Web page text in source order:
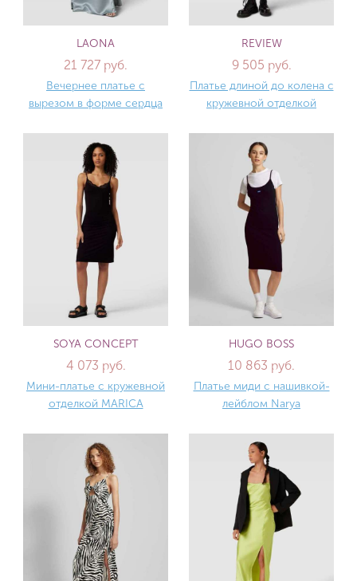
LAONA
21 727 руб.
Вечернее платье с
вырезом в форме сердца
REVIEW
9 505 руб.
Платье длиной до колена с
кружевной отделкой
SOYA CONCEPT
4 073 руб.
Мини-платье с кружевной
отделкой MARICA
HUGO BOSS
10 863 руб.
Платье миди с нашивкой-
лейблом Narya